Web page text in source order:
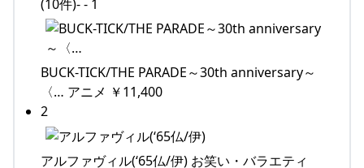
(10件)- - 1
BUCK-TICK/THE PARADE～30th anniversary～
〈… アニメ ￥11,400
2
アルファヴィル(‘65仏/伊) お笑い・バラエティ